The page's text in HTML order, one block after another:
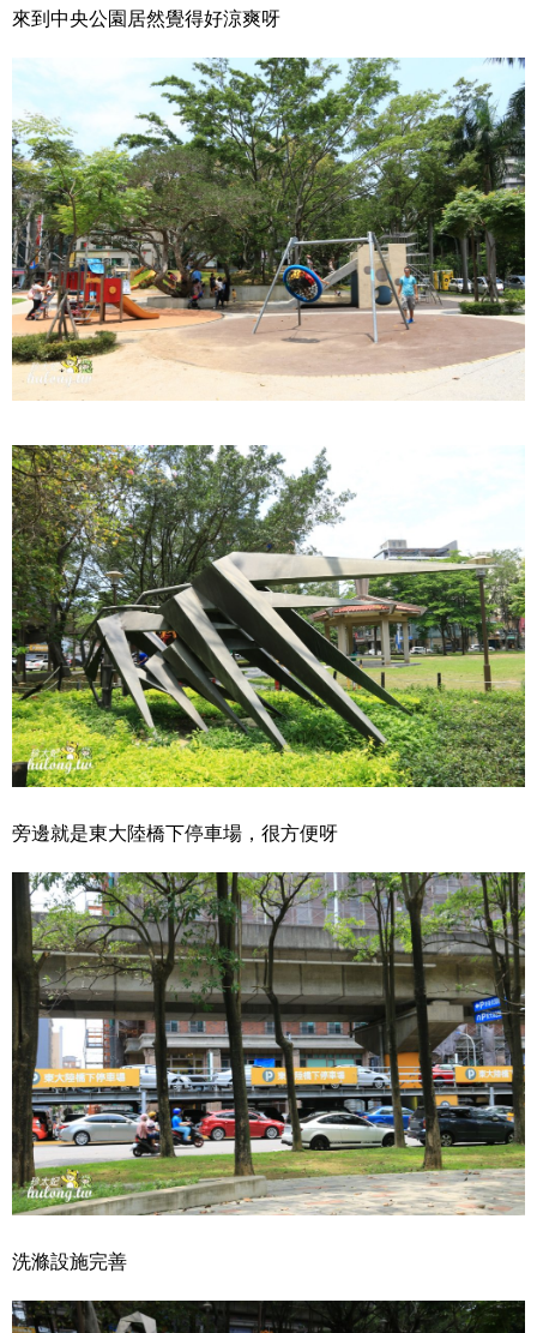
來到中央公園居然覺得好涼爽呀
旁邊就是東大陸橋下停車場，很方便呀
洗滌設施完善